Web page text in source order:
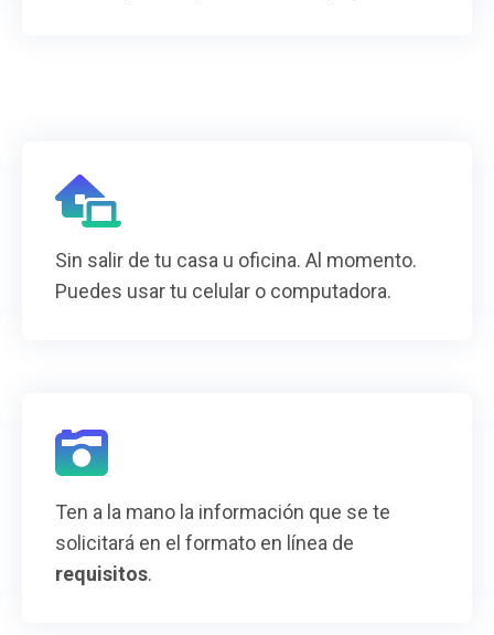
Sin salir de tu casa u oficina. Al momento.
Puedes usar tu celular o computadora.
Ten a la mano la información que se te
solicitará en el formato en línea de
requisitos.